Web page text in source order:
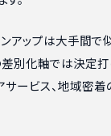
アップは大手間で
差別化軸では決定
サービス、地域密